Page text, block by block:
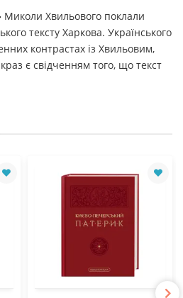
Миколи Хвильового поклали
тексту Харкова. Українського
контрастах із Хвильовим,
є свідченням того, що текст